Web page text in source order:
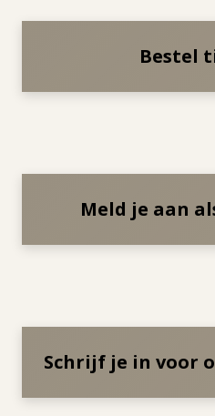
Bestel
Meld je aan
Schrijf je in voor